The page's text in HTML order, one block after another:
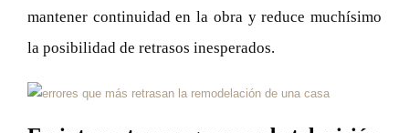
mantener continuidad en la obra y reduce muchísimo
la posibilidad de retrasos inesperados.